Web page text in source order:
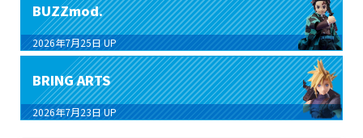
BUZZmod.
2026年7月25日 UP
BRING ARTS
2026年7月23日 UP